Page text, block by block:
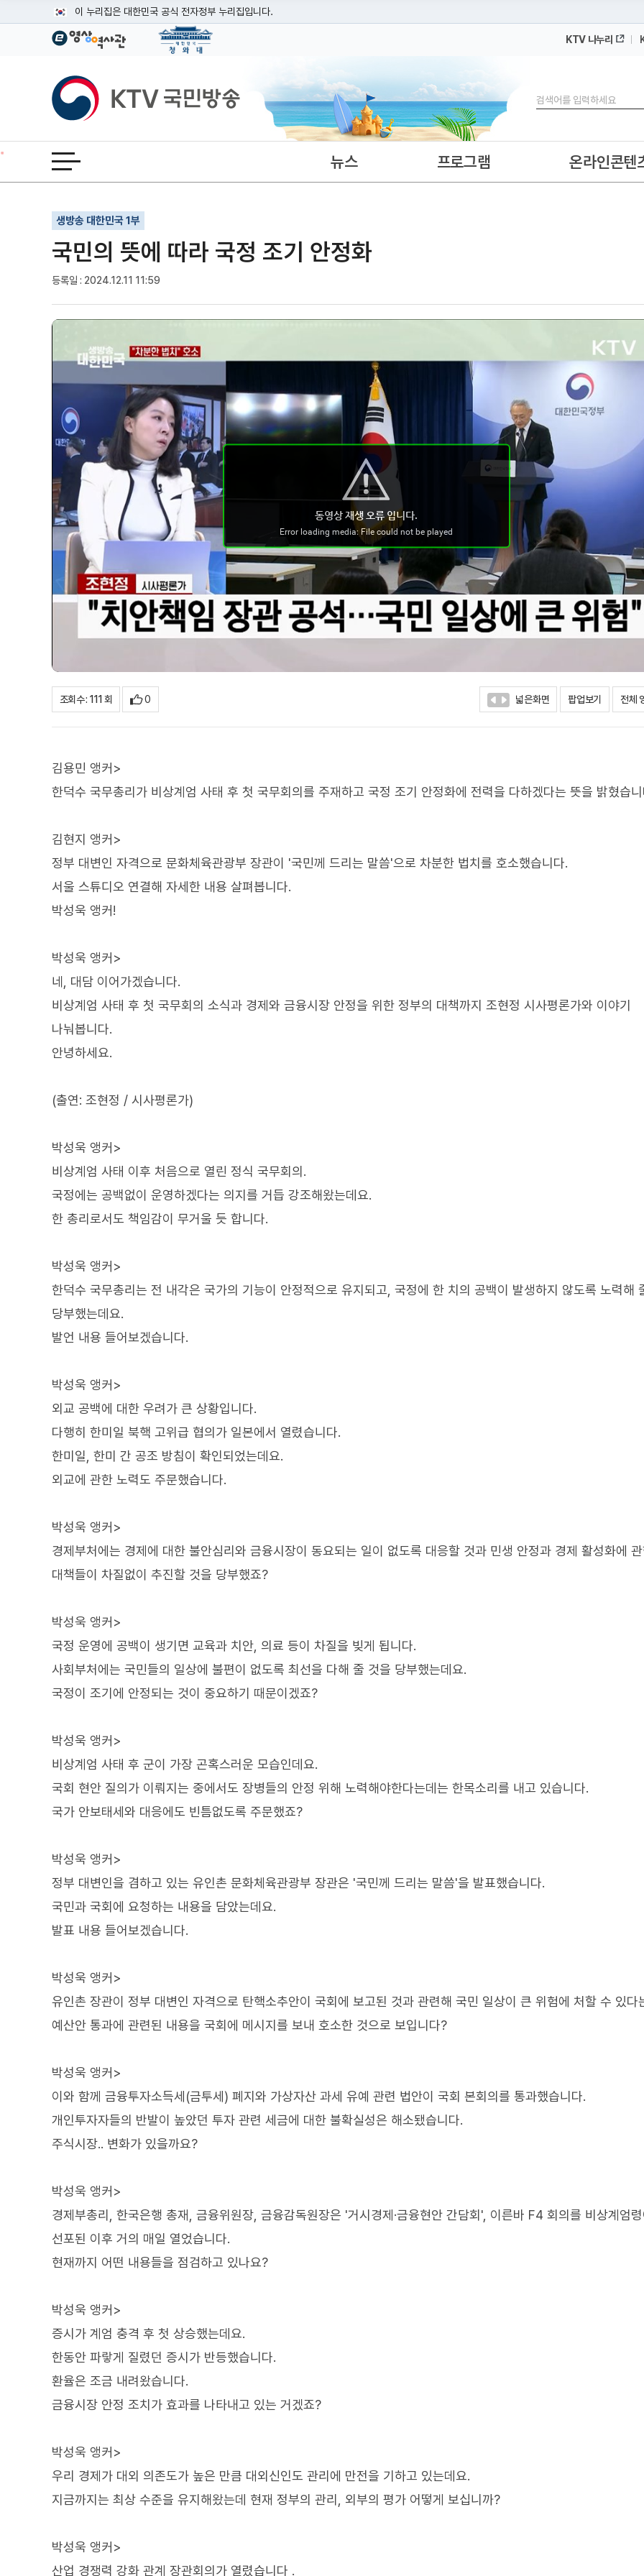
이 누리집은 대한민국 공식 전자정부 누리집입니다.
공식 누리집 주소 확인하기
이밖에 or.kr 또는 .kr등 다른 도메인 주소를 사용하고 있다면 아래 URL에서 도메인 주소를 확인해 보세요
운영중인 공식 누리집보기
KTV 나누리
KTV국민방송
검색
전체메뉴 열기 뉴스 프로그램 온라인콘텐
생방송 대한민국 1부
국민의 뜻에 따라 국정 조기 안정화
등록일 : 2024.12.11 11:59
기사인쇄
글자확대
글자축소
조회수 : 111 회 0 넓은화면 팝업보기 전체
김용민 앵커>
한덕수 국무총리가 비상계엄 사태 후 첫 국무회의를 주재하고 국정 조기 안정화에 전력을 다하겠다는 뜻을 밝혔습
김현지 앵커>
정부 대변인 자격으로 문화체육관광부 장관이 '국민께 드리는 말씀'으로 차분한 법치를 호소했습니다.
서울 스튜디오 연결해 자세한 내용 살펴봅니다.
박성욱 앵커!
박성욱 앵커>
네, 대담 이어가겠습니다.
비상계엄 사태 후 첫 국무회의 소식과 경제와 금융시장 안정을 위한 정부의 대책까지 조현정 시사평론가와 이야기
나눠봅니다.
안녕하세요.
(출연: 조현정 / 시사평론가)
박성욱 앵커>
비상계엄 사태 이후 처음으로 열린 정식 국무회의.
국정에는 공백없이 운영하겠다는 의지를 거듭 강조해왔는데요.
한 총리로서도 책임감이 무거울 듯 합니다.
박성욱 앵커>
한덕수 국무총리는 전 내각은 국가의 기능이 안정적으로 유지되고, 국정에 한 치의 공백이 발생하지 않도록 노력해
당부했는데요.
발언 내용 들어보겠습니다.
박성욱 앵커>
외교 공백에 대한 우려가 큰 상황입니다.
다행히 한미일 북핵 고위급 협의가 일본에서 열렸습니다.
한미일, 한미 간 공조 방침이 확인되었는데요.
외교에 관한 노력도 주문했습니다.
박성욱 앵커>
경제부처에는 경제에 대한 불안심리와 금융시장이 동요되는 일이 없도록 대응할 것과 민생 안정과 경제 활성화에
대책들이 차질없이 추진할 것을 당부했죠?
박성욱 앵커>
국정 운영에 공백이 생기면 교육과 치안, 의료 등이 차질을 빚게 됩니다.
사회부처에는 국민들의 일상에 불편이 없도록 최선을 다해 줄 것을 당부했는데요.
국정이 조기에 안정되는 것이 중요하기 때문이겠죠?
박성욱 앵커>
비상계엄 사태 후 군이 가장 곤혹스러운 모습인데요.
국회 현안 질의가 이뤄지는 중에서도 장병들의 안정 위해 노력해야한다는데는 한목소리를 내고 있습니다.
국가 안보태세와 대응에도 빈틈없도록 주문했죠?
박성욱 앵커>
정부 대변인을 겸하고 있는 유인촌 문화체육관광부 장관은 '국민께 드리는 말씀'을 발표했습니다.
국민과 국회에 요청하는 내용을 담았는데요.
발표 내용 들어보겠습니다.
박성욱 앵커>
유인촌 장관이 정부 대변인 자격으로 탄핵소추안이 국회에 보고된 것과 관련해 국민 일상이 큰 위험에 처할 수 있다
예산안 통과에 관련된 내용을 국회에 메시지를 보내 호소한 것으로 보입니다?
박성욱 앵커>
이와 함께 금융투자소득세(금투세) 폐지와 가상자산 과세 유예 관련 법안이 국회 본회의를 통과했습니다.
개인투자자들의 반발이 높았던 투자 관련 세금에 대한 불확실성은 해소됐습니다.
주식시장.. 변화가 있을까요?
박성욱 앵커>
경제부총리, 한국은행 총재, 금융위원장, 금융감독원장은 '거시경제·금융현안 간담회', 이른바 F4 회의를 비상계엄령
선포된 이후 거의 매일 열었습니다.
현재까지 어떤 내용들을 점검하고 있나요?
박성욱 앵커>
증시가 계엄 충격 후 첫 상승했는데요.
한동안 파랗게 질렸던 증시가 반등했습니다.
환율은 조금 내려왔습니다.
금융시장 안정 조치가 효과를 나타내고 있는 거겠죠?
박성욱 앵커>
우리 경제가 대외 의존도가 높은 만큼 대외신인도 관리에 만전을 기하고 있는데요.
지금까지는 최상 수준을 유지해왔는데 현재 정부의 관리, 외부의 평가 어떻게 보십니까?
박성욱 앵커>
산업 경쟁력 강화 관계 장관회의가 열렸습니다 .